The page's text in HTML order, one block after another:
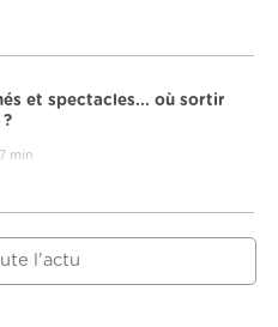
et spectacles... où sortir
min
l'actu